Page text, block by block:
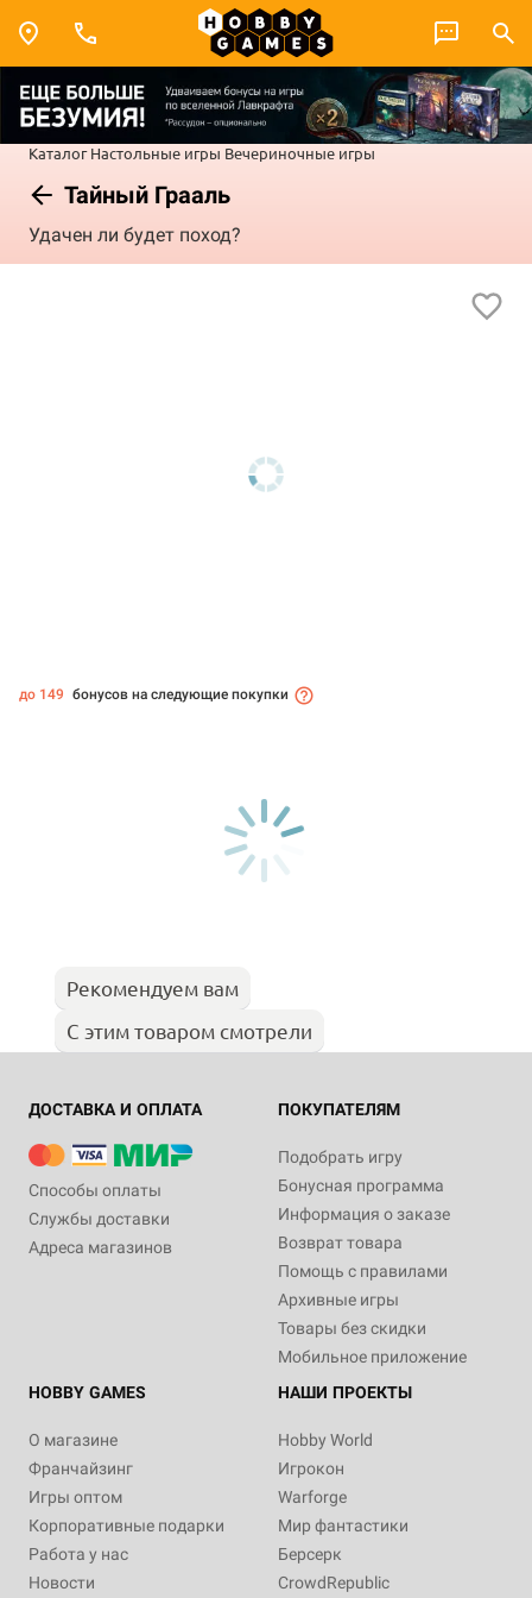
Каталог Настольные игры Вечериночные игры
Тайный Грааль
Удачен ли будет поход?
до 149 бонусов на следующие покупки
Рекомендуем вам
С этим товаром смотрели
ДОСТАВКА И ОПЛАТА
Способы оплаты
Службы доставки
Адреса магазинов
ПОКУПАТЕЛЯМ
Подобрать игру
Бонусная программа
Информация о заказе
Возврат товара
Помощь с правилами
Архивные игры
Товары без скидки
Мобильное приложение
HOBBY GAMES
О магазине
Франчайзинг
Игры оптом
Корпоративные подарки
Работа у нас
Новости
НАШИ ПРОЕКТЫ
Hobby World
Игрокон
Warforge
Мир фантастики
Берсерк
CrowdRepublic